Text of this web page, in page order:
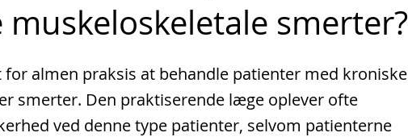
muskeloskeletale smerter?
for almen praksis at behandle patienter med kroniske
smerter. Den praktiserende læge oplever ofte
ved denne type patienter, selvom patienterne